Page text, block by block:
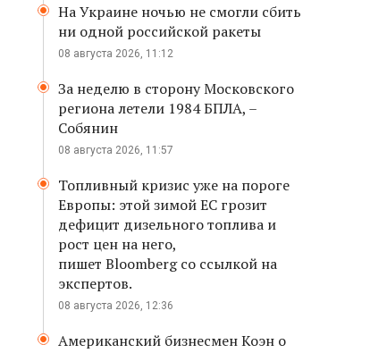
На Украине ночью не смогли сбить
ни одной российской ракеты
08 августа 2026, 11:12
За неделю в сторону Московского
региона летели 1984 БПЛА, –
Собянин
08 августа 2026, 11:57
Топливный кризис уже на пороге
Европы: этой зимой ЕС грозит
дефицит дизельного топлива и
рост цен на него,
пишет Bloomberg со ссылкой на
экспертов.
08 августа 2026, 12:36
Американский бизнесмен Коэн о